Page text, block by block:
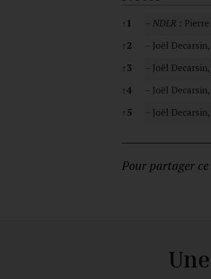
Notes
↑ 1 – NDLR :
↑ 2 – Joël Decarsin,
↑ 3 – Joël Decarsin,
↑4 – Joël Decarsin,
↑ 5 – Joël Decarsin,
Pour partager